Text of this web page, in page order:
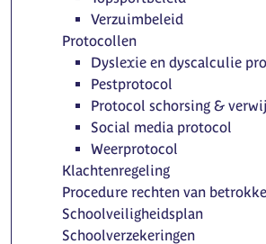
Verzuimbeleid
Protocollen
Dyslexie en dyscalculie
Pestprotocol
Protocol schorsing &
Social media protocol
Weerprotocol
Klachtenregeling
Procedure rechten van
Schoolveiligheidsplan
Schoolverzekeringen